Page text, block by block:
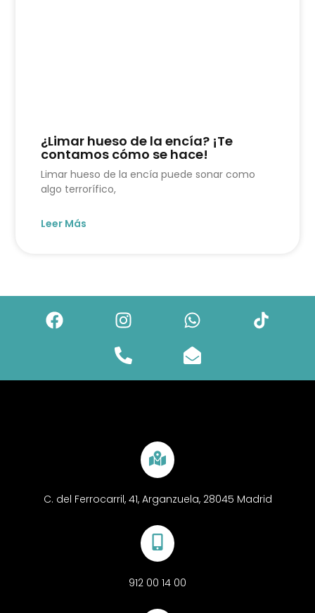
¿Limar hueso de la encía? ¡Te
contamos cómo se hace!
Limar hueso de la encía puede sonar como
algo terrorífico,
Leer Más
C. del Ferrocarril, 41, Arganzuela, 28045 Madrid
912 00 14 00